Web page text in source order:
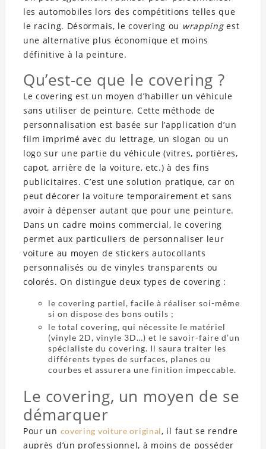
les automobiles lors des compétitions telles que
le racing. Désormais, le covering ou wrappingest
une alternative plus économique et moins
définitive à la peinture.
Qu’est-ce que le covering ?
Le covering est un moyen d’habiller un véhicule
sans utiliser de peinture. Cette méthode de
personnalisation est basée sur l’application d’un
film imprimé avec du lettrage, un slogan ou un
logo sur une partie du véhicule (vitres, portières,
capot, arrière de la voiture, etc.) à des fins
publicitaires. C’est une solution pratique, car on
peut décorer la voiture temporairement et sans
avoir à dépenser autant que pour une peinture.
Dans un cadre moins commercial, le covering
permet aux particuliers de personnaliser leur
voiture au moyen de stickers autocollants
personnalisés ou de vinyles transparents ou
colorés. On distingue deux types de covering :
le covering partiel, facile à réaliser soi-même
si on dispose des bons outils ;
le total covering, qui nécessite le matériel
(vinyle 2D, vinyle 3D…) et le savoir-faire d’un
spécialiste du covering. Il saura traiter les
différents types de surfaces, planes ou
courbes et assurera une finition impeccable.
Le covering, un moyen de se
démarquer
Pour un covering voiture original, il faut se rendre
auprès d’un professionnel, à moins de posséder